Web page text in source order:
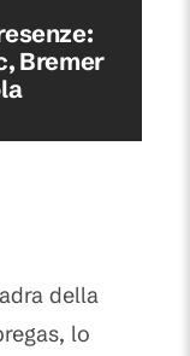
Bremer
della
lo